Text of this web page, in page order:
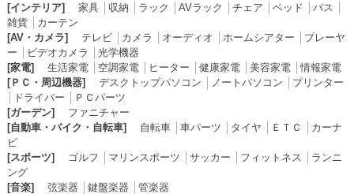
[インテリア]
家具│ 収納 ラック AVラック チェア ベッド バス
雑貨│ カーテン
[AV・カメラ]
テレビ│ カメラ オーディオ ホームシアター
プレーヤ
ー
ビデオカメラ
光学機器
[家電]
生活家電│ 空調家電│ ヒーター 健康家電│ 美容家電│情報家電
[ＰＣ・周辺機器]
デスクトップパソコン ノートパソコン
プリンター
ドライバー
ＰＣパーツ
[ガーデン]
ファニチャー
[自動車・バイク・自転車]
自転車│ 車パーツ タイヤ ＥＴＣ
カーナ
ビ
[スポーツ]
ゴルフ マリンスポーツ サッカー フィットネス
ランニ
ング
[音楽]
弦楽器 鍵盤楽器 管楽器